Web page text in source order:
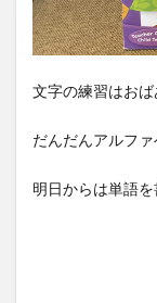
文字の練習はおば
だんだんアルフ
明日からは単語を